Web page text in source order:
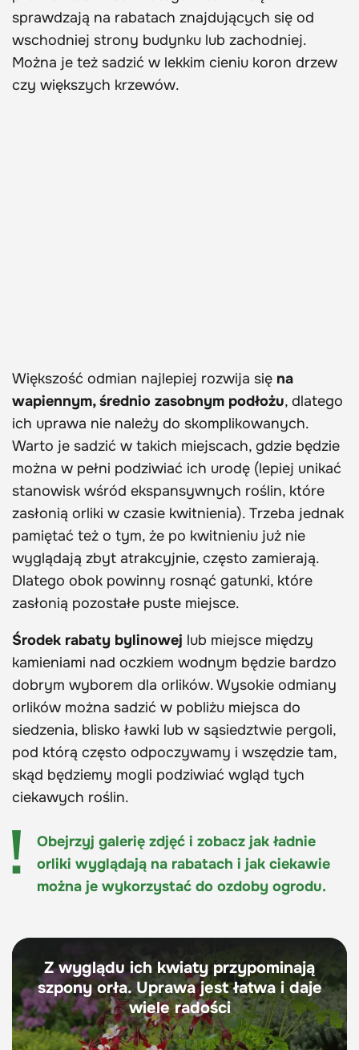
sprawdzają na rabatach znajdujących się od
wschodniej strony budynku lub zachodniej.
Można je też sadzić w lekkim cieniu koron drzew
czy większych krzewów.
Większość odmian najlepiej rozwija się na
wapiennym, średnio zasobnym podłożu, dlatego
ich uprawa nie należy do skomplikowanych.
Warto je sadzić w takich miejscach, gdzie będzie
można w pełni podziwiać ich urodę (lepiej unikać
stanowisk wśród ekspansywnych roślin, które
zasłonią orliki w czasie kwitnienia). Trzeba jednak
pamiętać też o tym, że po kwitnieniu już nie
wyglądają zbyt atrakcyjnie, często zamierają.
Dlatego obok powinny rosnąć gatunki, które
zasłonią pozostałe puste miejsce.
Środek rabaty bylinowej lub miejsce między
kamieniami nad oczkiem wodnym będzie bardzo
dobrym wyborem dla orlików. Wysokie odmiany
orlików można sadzić w pobliżu miejsca do
siedzenia, blisko ławki lub w sąsiedztwie pergoli,
pod którą często odpoczywamy i wszędzie tam,
skąd będziemy mogli podziwiać wgląd tych
ciekawych roślin.
Obejrzyj galerię zdjęć i zobacz jak ładnie
orliki wyglądają na rabatach i jak ciekawie
można je wykorzystać do ozdoby ogrodu.
Z wyglądu ich kwiaty przypominają
szpony orła. Uprawa jest łatwa i daje
wiele radości